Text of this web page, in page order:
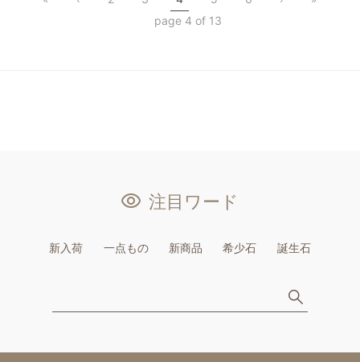
page 4 of 13
注目ワード
新入荷 一点もの 新商品 希少石 誕生石